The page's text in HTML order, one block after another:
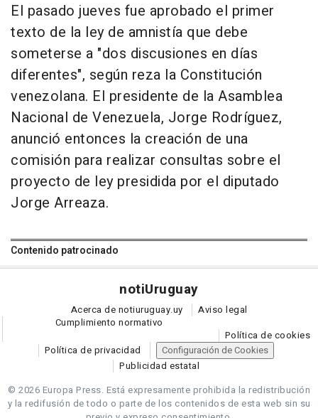
El pasado jueves fue aprobado el primer
texto de la ley de amnistía que debe
someterse a "dos discusiones en días
diferentes", según reza la Constitución
venezolana. El presidente de la Asamblea
Nacional de Venezuela, Jorge Rodríguez,
anunció entonces la creación de una
comisión para realizar consultas sobre el
proyecto de ley presidida por el diputado
Jorge Arreaza.
Contenido patrocinado
notiUruguay
Acerca de notiuruguay.uy
Aviso legal
Cumplimiento normativo
Política de cookies
Política de privacidad
Configuración de Cookies
Publicidad estatal
© 2026 Europa Press. Está expresamente prohibida la redistribución
y la redifusión de todo o parte de los contenidos de esta web sin su